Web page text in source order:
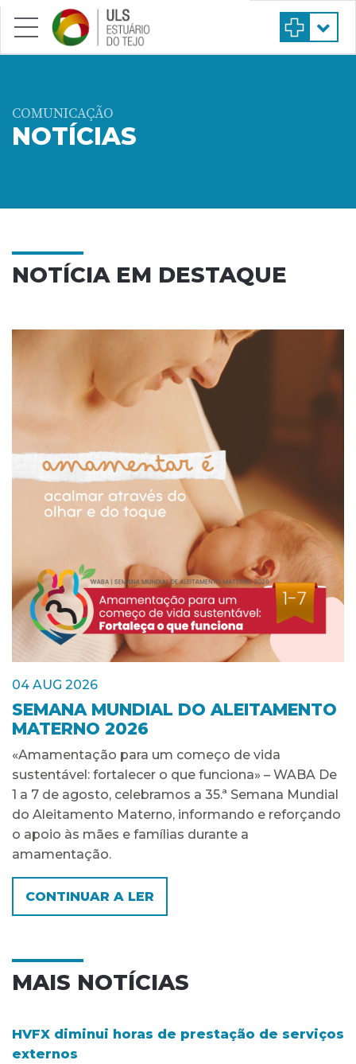
Saltar para conteúdo principal
COMUNICAÇÃO
NOTÍCIAS
NOTÍCIA EM DESTAQUE
04 AUG 2026
SEMANA MUNDIAL DO ALEITAMENTO
MATERNO 2026
«Amamentação para um começo de vida
sustentável: fortalecer o que funciona» – WABA De
1 a 7 de agosto, celebramos a 35.ª Semana Mundial
do Aleitamento Materno, informando e reforçando
o apoio às mães e famílias durante a
amamentação.
CONTINUAR A LER
MAIS NOTÍCIAS
HVFX diminui horas de prestação de serviços
externos